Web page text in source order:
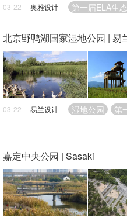
03-22 奥雅设计 第一届ELA生
北京野鸭湖国家湿地公园 | 易
03-22 易兰设计 湿地公园 第
嘉定中央公园 | Sasaki